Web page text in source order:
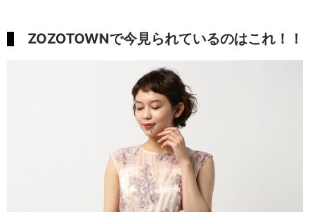
ZOZOTOWNで今見られているのはこれ！！